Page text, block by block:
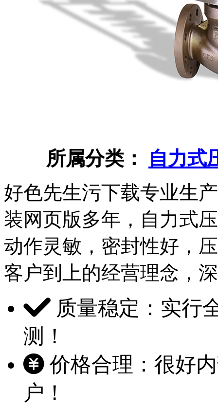
所属分类：
自力式
好色先生污下载专业生
装网页版多年，自力
动作灵敏，密封性好
客户到上的经营理念，
质量稳定：实行
测！
价格合理：很好
户！